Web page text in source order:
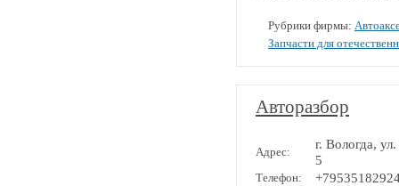
Рубрики фирмы:
Запчасти для
Авторазбор
Адрес:
г. Вологда,
5
Телефон: